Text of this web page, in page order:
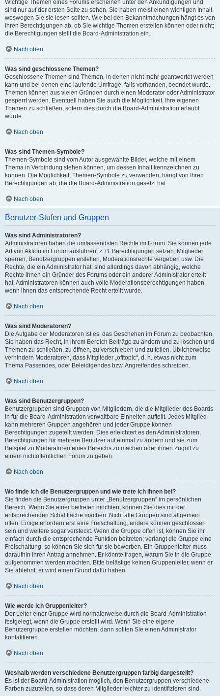
Wichtige Themen eines Forums erscheinen unter den Ankündigungen und
sind nur auf der ersten Seite zu sehen. Sie haben meist einen wichtigen Inhalt,
weswegen Sie sie lesen sollten. Wie bei den Bekanntmachungen hängt es von
Ihren Berechtigungen ab, ob Sie wichtige Themen erstellen können oder nicht;
die Berechtigungen stellt die Board-Administration ein.
Nach oben
Was sind geschlossene Themen?
Geschlossene Themen sind Themen, in denen nicht mehr geantwortet werden
kann und bei denen eine laufende Umfrage, falls vorhanden, beendet wurde.
Themen können aus vielen Gründen durch einen Moderator oder Administrator
gesperrt werden. Eventuell haben Sie auch die Möglichkeit, Ihre eigenen
Themen zu schließen, sofern dies durch die Board-Administration erlaubt
wurde.
Nach oben
Was sind Themen-Symbole?
Themen-Symbole sind vom Autor ausgewählte Bilder, welche mit einem
Thema in Verbindung stehen können, um dessen Inhalt kennzeichnen zu
können. Die Möglichkeit, Themen-Symbole zu verwenden, hängt von Ihren
Berechtigungen ab, die die Board-Administration gesetzt hat.
Nach oben
Benutzer-Stufen und Gruppen
Was sind Administratoren?
Administratoren haben die umfassendsten Rechte im Forum. Sie können jede
Art von Aktion im Forum ausführen; z. B. Berechtigungen setzen, Mitglieder
sperren, Benutzergruppen erstellen, Moderationsrechte vergeben usw. Die
Rechte, die ein Administrator hat, sind allerdings davon abhängig, welche
Rechte ihnen ein Gründer des Forums oder ein anderer Administrator erteilt
hat. Administratoren können auch volle Moderationsberechtigungen haben,
wenn ihnen das entsprechende Recht erteilt wurde.
Nach oben
Was sind Moderatoren?
Die Aufgabe der Moderatoren ist es, das Geschehen im Forum zu beobachten.
Sie haben das Recht, in ihrem Bereich Beiträge zu ändern und zu löschen und
Themen zu schließen, zu öffnen, zu verschieben und zu teilen. Üblicherweise
verhindern Moderatoren, dass Mitglieder „offtopic“, d. h. etwas nicht zum
Thema Passendes, oder Beleidigendes bzw. Angreifendes schreiben.
Nach oben
Was sind Benutzergruppen?
Benutzergruppen sind Gruppen von Mitgliedern, die die Mitglieder des Boards
in für die Board-Administration verwaltbare Einheiten aufteilt. Jedes Mitglied
kann mehreren Gruppen angehören und jeder Gruppe können
Berechtigungen zugeteilt werden. Dies erleichtert es den Administratoren,
Berechtigungen für mehrere Benutzer auf einmal zu ändern und sie zum
Beispiel zu Moderatoren eines Bereichs zu machen oder ihnen Zugriff zu
einem nichtöffentlichen Forum zu geben.
Nach oben
Wo finde ich die Benutzergruppen und wie trete ich ihnen bei?
Sie finden die Benutzergruppen unter „Benutzergruppen“ im persönlichen
Bereich. Wenn Sie einer beitreten möchten, können Sie dies mit der
entsprechenden Schaltfläche machen. Nicht alle Gruppen sind allgemein
offen. Einige erfordern erst eine Freischaltung, andere können geschlossen
sein und weitere sogar versteckt. Wenn die Gruppe offen ist, können Sie ihr
einfach durch die entsprechende Funktion beitreten; verlangt die Gruppe eine
Freischaltung, so können Sie sich für sie bewerben. Ein Gruppenleiter muss
daraufhin Ihren Antrag annehmen. Er könnte fragen, warum Sie in die Gruppe
aufgenommen werden möchten. Bitte belästige keinen Gruppenleiter, wenn er
Sie ablehnt, er wird einen Grund dafür haben.
Nach oben
Wie werde ich Gruppenleiter?
Der Leiter einer Gruppe wird normalerweise durch die Board-Administration
festgelegt, wenn die Gruppe erstellt wird. Wenn Sie eine eigene
Benutzergruppe erstellen möchten, dann sollten Sie einen Administrator
kontaktieren.
Nach oben
Weshalb werden verschiedene Benutzergruppen farbig dargestellt?
Es ist der Board-Administration möglich, den Benutzergruppen verschiedene
Farben zuzuteilen, so dass deren Mitglieder leichter zu identifizieren sind.